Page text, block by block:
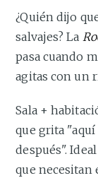
¿Quién dijo
salvajes? La
pasa cuando
agitas con un
Sala +
que grita "aquí
después".
que necesitan